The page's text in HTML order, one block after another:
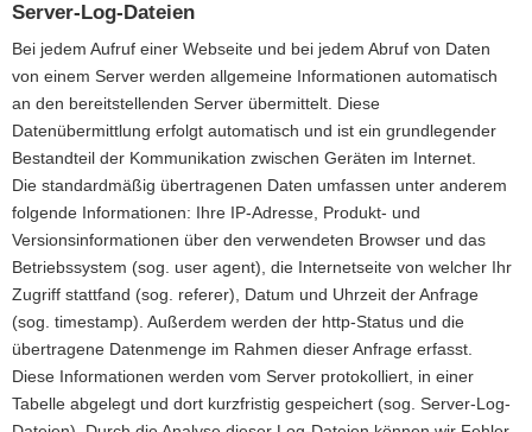
Server-Log-Dateien
Bei jedem Aufruf einer Webseite und bei jedem Abruf von Daten
von einem Server werden allgemeine Informationen automatisch
an den bereitstellenden Server übermittelt. Diese
Datenübermittlung erfolgt automatisch und ist ein grundlegender
Bestandteil der Kommunikation zwischen Geräten im Internet.
Die standardmäßig übertragenen Daten umfassen unter anderem
folgende Informationen: Ihre IP-Adresse, Produkt- und
Versionsinformationen über den verwendeten Browser und das
Betriebssystem (sog. user agent), die Internetseite von welcher Ihr
Zugriff stattfand (sog. referer), Datum und Uhrzeit der Anfrage
(sog. timestamp). Außerdem werden der http-Status und die
übertragene Datenmenge im Rahmen dieser Anfrage erfasst.
Diese Informationen werden vom Server protokolliert, in einer
Tabelle abgelegt und dort kurzfristig gespeichert (sog. Server-Log-